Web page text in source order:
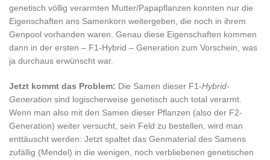
genetisch völlig verarmten Mutter/Papapflanzen konnten nur die
Eigenschaften ans Samenkorn weitergeben, die noch in ihrem
Genpool vorhanden waren. Genau diese Eigenschaften kommen
dann in der ersten – F1-Hybrid – Generation zum Vorschein, was
ja durchaus erwünscht war.
Jetzt kommt das Problem: Die Samen dieser F1-Hybrid-
Generation sind logischerweise genetisch auch total verarmt.
Wenn man also mit den Samen dieser Pflanzen (also der F2-
Generation) weiter versucht, sein Feld zu bestellen, wird man
enttäuscht werden: Jetzt spaltet das Genmaterial des Samens
zufällig (Mendel) in die wenigen, noch verbliebenen genetischen